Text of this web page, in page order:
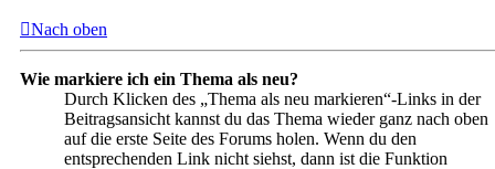
Nach oben
Wie markiere ich ein Thema als neu?
Durch Klicken des „Thema als neu markieren“-Links in der
Beitragsansicht kannst du das Thema wieder ganz nach oben
auf die erste Seite des Forums holen. Wenn du den
entsprechenden Link nicht siehst, dann ist die Funktion